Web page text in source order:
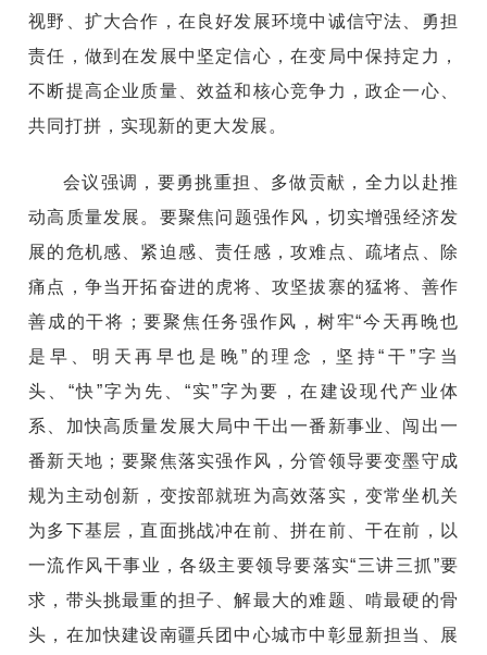
视野、扩大合作，在良好发展环境中诚信守法、勇担
责任，做到在发展中坚定信心，在变局中保持定力，
不断提高企业质量、效益和核心竞争力，政企一心、
共同打拼，实现新的更大发展。
会议强调，要勇挑重担、多做贡献，全力以赴推
动高质量发展。 要聚焦问题强作风，切实增强经济发
展的危机感、紧迫感、责任感，攻难点、疏堵点、除
痛点，争当开拓奋进的虎将、攻坚拔寨的猛将、善作
善成的干将； 要聚焦任务强作风，树牢“今天再晚也
是早、明天再早也是晚”的理念，坚持“干”字当
头、“快”字为先、“实”字为要，在建设现代产业体
系、加快高质量发展大局中干出一番新事业、闯出一
番新天地； 要聚焦落实强作风，分管领导要变墨守成
规为主动创新，变按部就班为高效落实，变常坐机关
为多下基层，直面挑战冲在前、拼在前、干在前，以
一流作风干事业，各级主要领导要落实“三讲三抓”要
求，带头挑最重的担子、解最大的难题、啃最硬的骨
头，在加快建设南疆兵团中心城市中彰显新担当、展